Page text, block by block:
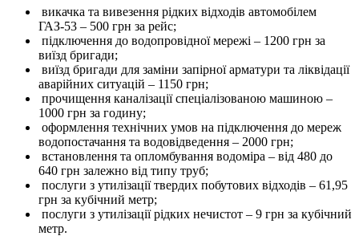
викачка та вивезення рідких відходів автомобілем
ГАЗ-53 – 500 грн за рейс;
підключення до водопровідної мережі – 1200 грн за
виїзд бригади;
виїзд бригади для заміни запірної арматури та ліквідації
аварійних ситуацій – 1150 грн;
прочищення каналізації спеціалізованою машиною –
1000 грн за годину;
оформлення технічних умов на підключення до мереж
водопостачання та водовідведення – 2000 грн;
встановлення та опломбування водоміра – від 480 до
640 грн залежно від типу труб;
послуги з утилізації твердих побутових відходів – 61,95
грн за кубічний метр;
послуги з утилізації рідких нечистот – 9 грн за кубічний
метр.